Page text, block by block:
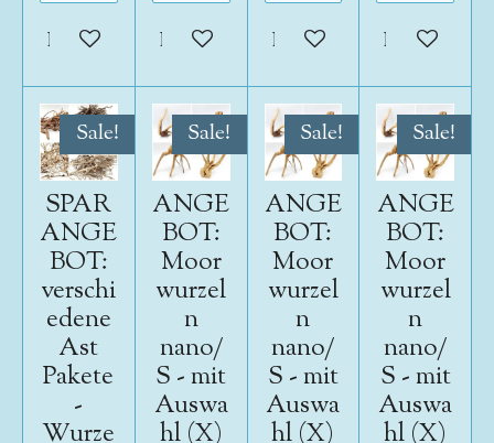
In den WarenkorbIn den WarenkorbIn den Warenkorb
In den
Sale!
SPAR
ANGE
BOT:
verschi
edene
Ast
Pakete
-
Wurze
Sale!
ANGE
BOT:
Moor
wurzel
n
nano/
S - mit
Auswa
hl (X)
Sale!
ANGE
BOT:
Moor
wurzel
n
nano/
S - mit
Auswa
hl (X)
Sale!
ANGE
BOT:
Moor
wurzel
n
nano/
S - mit
Auswa
hl (X)